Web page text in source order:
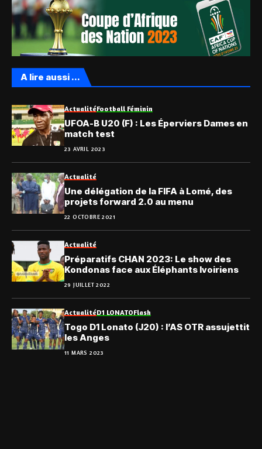
A lire aussi ...
ActualitéFootball Féminin
UFOA-B U20 (F) : Les Éperviers Dames en
match test
23 AVRIL 2023
Actualité
Une délégation de la FIFA à Lomé, des
projets forward 2.0 au menu
22 OCTOBRE 2021
Actualité
Préparatifs CHAN 2023: Le show des
Kondonas face aux Éléphants Ivoiriens
29 JUILLET 2022
ActualitéD1 LONATOFlash
Togo D1 Lonato (J20) : l’AS OTR assujettit
les Anges
11 MARS 2023